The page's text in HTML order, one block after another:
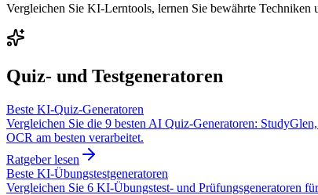
Vergleichen Sie KI-Lerntools, lernen Sie bewährte
Quiz- und Testgeneratoren
Beste KI-Quiz-Generatoren
Vergleichen Sie die 9 besten AI Quiz-Generatoren:
OCR am besten verarbeitet.
Ratgeber lesen
Beste KI-Übungstestgeneratoren
Vergleichen Sie 6 KI-Übungstest- und Prüfungsgeneratoren